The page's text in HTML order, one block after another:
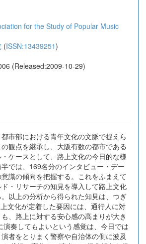
for the Study of Popular Music
(ISSN:13439251)
(Released:2009-10-29)
市部における青年文化の文脈で捉えら
観点を継承し、大阪有数の都市である
ケースとして、路上文化の今日的な様
では、169名分のインタビュー・デー
識の傾向を把握する。これをふまえて
・リサーチの知見を導入して路上文化
以上の分析から得られた知見は、つぎ
文化が定着した要因には、通行人に対
、路上に対する安心感の高まりが大き
演奏してもよいという感覚は、今日では
者をとりまく警察や自治体の側に波及